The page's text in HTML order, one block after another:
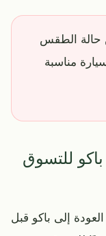
حالة الطقس
مناسبة
إلى باكو للتسوق
إلى باكو قبل